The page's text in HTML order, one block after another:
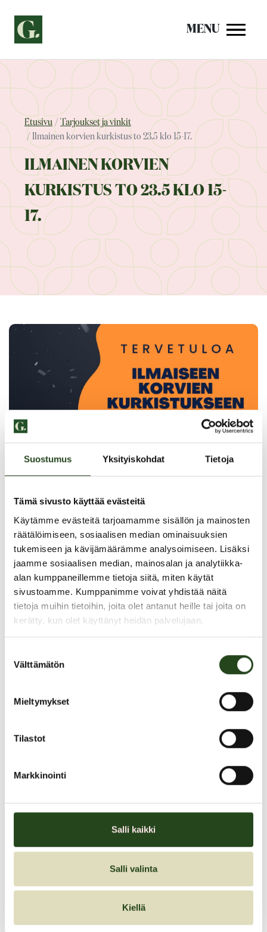
Suostumus Yksityiskohdat Tietoja
Tämä sivusto käyttää evästeitä
Käytämme evästeitä tarjoamamme sisällön ja mainosten
räätälöimiseen, sosiaalisen median ominaisuuksien
tukemiseen ja kävijämäärämme analysoimiseen. Lisäksi
jaamme sosiaalisen median, mainosalan ja analytiikka-
alan kumppaneillemme tietoja siitä, miten käytät
sivustoamme. Kumppanimme voivat yhdistää näitä
tietoja muihin tietoihin, joita olet antanut heille tai joita on
kerätty, kun olet käyttänyt heidän palvelujaan.
valinta
Välttämätön
Mieltymykset
Tilastot
Markkinointi
Salli kaikki
Salli valinta
Kiellä
sisältöön
MENU
Etusivu
Tarjoukset ja vinkit
Ilmainen korvien kurkistus to 23.5 klo 15-17.
ILMAINEN KORVIEN
KURKISTUS TO 23.5 KLO 15-
17.
PAHOITTELUT, TARJOUS EI OLE ENÄÄ VOIMASSA
15-17.
Torstaina vietetään Granipäivää!
Sen kunniaksi terveyspiste järjestää ilmaisen korviin kurkistuksen
ja korvasuihke esittelyn Kauniaisten apteekin puolella to 23.5 klo
15-17.